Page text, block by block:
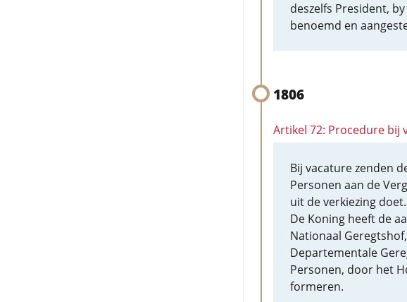
deszelfs President,
benoemd en
1806
Artikel 72: Procedure bij
Bij vacature zenden
Personen aan de
uit de verkiezing doet.
De Koning heeft de
Nationaal
Departementale
Personen, door het
formeren.